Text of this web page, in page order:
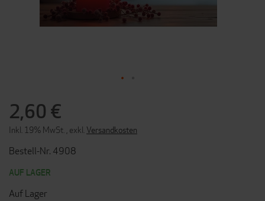
2,60 €
Inkl. 19% MwSt. exkl. Versandkosten
Bestell-Nr. 4908
AUF LAGER
Auf Lager
SPRINGEN